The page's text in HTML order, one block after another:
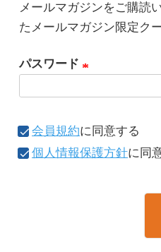
必
須
メールマガジンをご購読
たメールマガジン限定ク
パスワード
須
)
会員規約に同意する
個人情報保護方針に同